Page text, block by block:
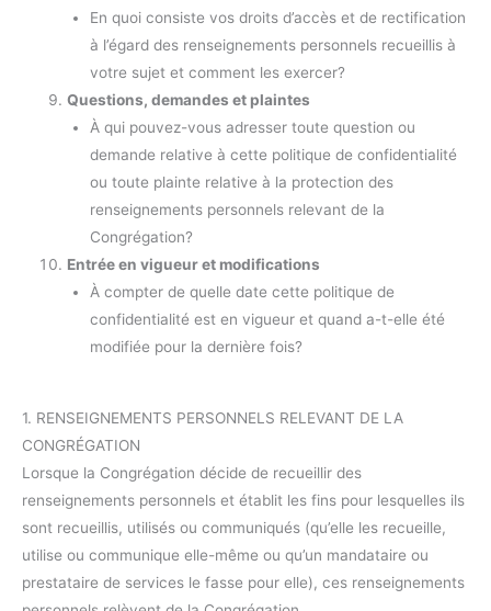
En quoi consiste vos droits d’accès et de rectification
à l’égard des renseignements personnels recueillis à
votre sujet et comment les exercer?
Questions, demandes et plaintes
À qui pouvez-vous adresser toute question ou
demande relative à cette politique de confidentialité
ou toute plainte relative à la protection des
renseignements personnels relevant de la
Congrégation?
Entrée en vigueur et modifications
À compter de quelle date cette politique de
confidentialité est en vigueur et quand a-t-elle été
modifiée pour la dernière fois?
1. RENSEIGNEMENTS PERSONNELS RELEVANT DE LA
CONGRÉGATION
Lorsque la Congrégation décide de recueillir des
renseignements personnels et établit les fins pour lesquelles ils
sont recueillis, utilisés ou communiqués (qu’elle les recueille,
utilise ou communique elle-même ou qu’un mandataire ou
prestataire de services le fasse pour elle), ces renseignements